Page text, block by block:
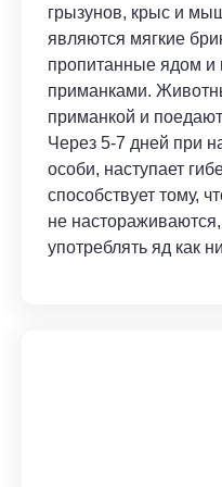
грызунов, крыс и
являются мягкие
пропитанные ядом
приманками.
приманкой и
Через 5-7 дней при
особи, наступает
способствует тому,
не
употреблять яд как